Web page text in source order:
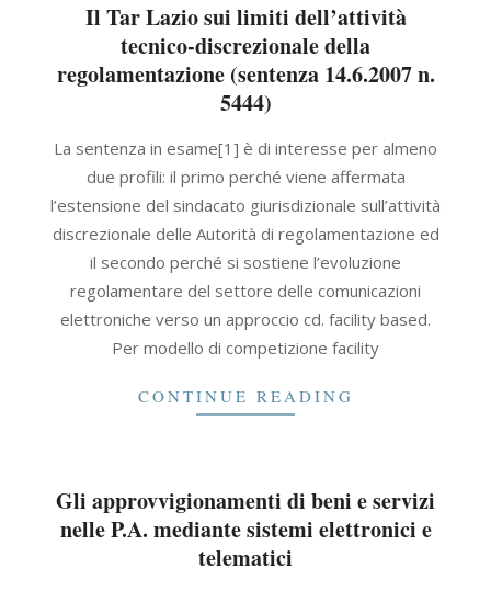
Il Tar Lazio sui limiti dell’attività
tecnico-discrezionale della
regolamentazione (sentenza 14.6.2007 n.
5444)
09-
La sentenza in esame[1] è di interesse per almeno
due profili: il primo perché viene affermata
l’estensione del sindacato giurisdizionale sull’attività
discrezionale delle Autorità di regolamentazione ed
il secondo perché si sostiene l’evoluzione
regolamentare del settore delle comunicazioni
elettroniche verso un approccio cd. facility based.
Per modello di competizione facility
CONTINUE READING
Gli approvvigionamenti di beni e servizi
nelle P.A. mediante sistemi elettronici e
telematici